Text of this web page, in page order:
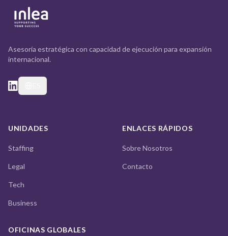
Asesoría estratégica con capacidad de ejecución para expansión
internacional.
UNIDADES
Staffing
Legal
Tech
Business
ENLACES RÁPIDOS
Sobre Nosotros
Contacto
OFICINAS GLOBALES